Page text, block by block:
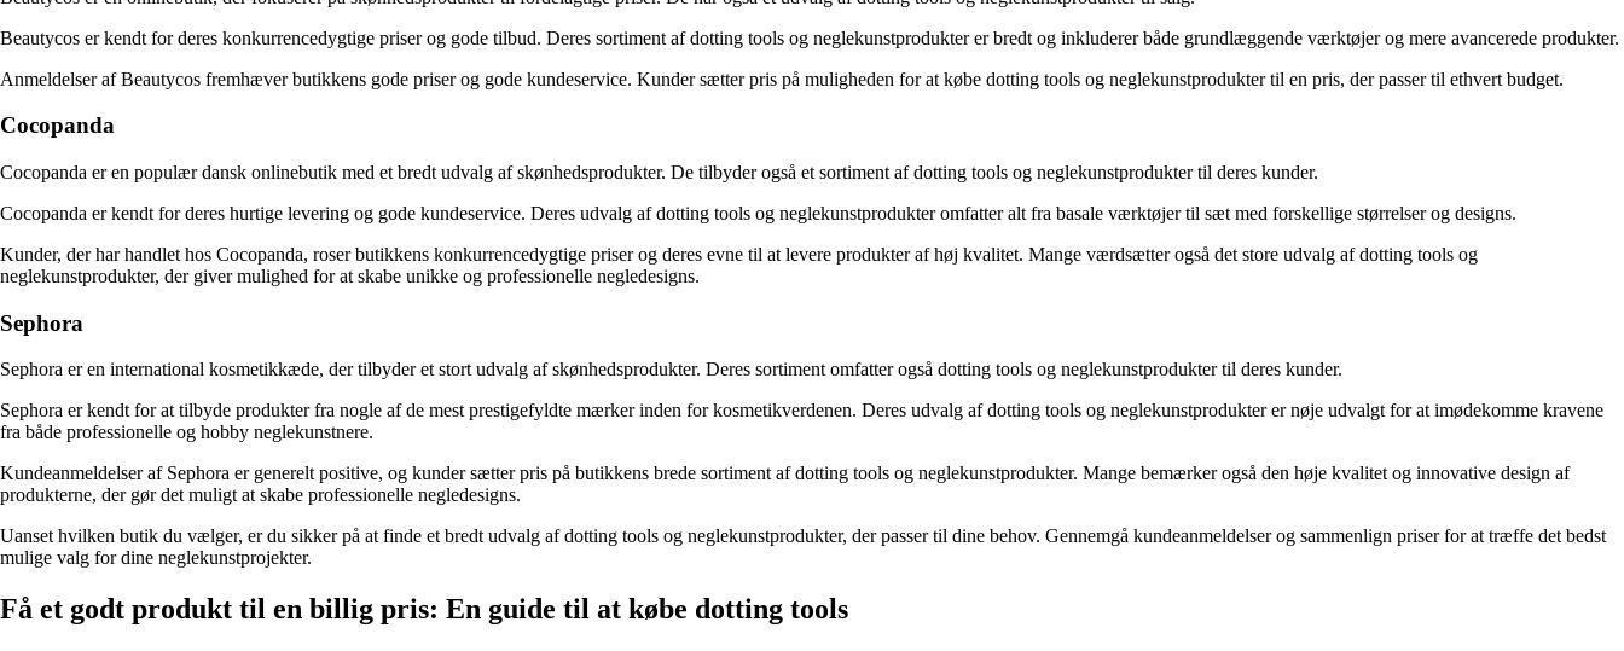
Beautycos er kendt for deres konkurrencedygtige priser og gode tilbud. Deres sortiment af dotting tools og neglekunstprodukter er bredt og inkluderer både grundlæggende værktøjer og mere avancerede produkter.
Anmeldelser af Beautycos fremhæver butikkens gode priser og gode kundeservice. Kunder sætter pris på muligheden for at købe dotting tools og neglekunstprodukter til en pris, der passer til ethvert budget.
Cocopanda
Cocopanda er en populær dansk onlinebutik med et bredt udvalg af skønhedsprodukter. De tilbyder også et sortiment af dotting tools og neglekunstprodukter til deres kunder.
Cocopanda er kendt for deres hurtige levering og gode kundeservice. Deres udvalg af dotting tools og neglekunstprodukter omfatter alt fra basale værktøjer til sæt med forskellige størrelser og designs.
Kunder, der har handlet hos Cocopanda, roser butikkens konkurrencedygtige priser og deres evne til at levere produkter af høj kvalitet. Mange værdsætter også det store udvalg af dotting tools og
neglekunstprodukter, der giver mulighed for at skabe unikke og professionelle negledesigns.
Sephora
Sephora er en international kosmetikkæde, der tilbyder et stort udvalg af skønhedsprodukter. Deres sortiment omfatter også dotting tools og neglekunstprodukter til deres kunder.
Sephora er kendt for at tilbyde produkter fra nogle af de mest prestigefyldte mærker inden for kosmetikverdenen. Deres udvalg af dotting tools og neglekunstprodukter er nøje udvalgt for at imødekomme kravene
fra både professionelle og hobby neglekunstnere.
Kundeanmeldelser af Sephora er generelt positive, og kunder sætter pris på butikkens brede sortiment af dotting tools og neglekunstprodukter. Mange bemærker også den høje kvalitet og innovative design af
produkterne, der gør det muligt at skabe professionelle negledesigns.
Uanset hvilken butik du vælger, er du sikker på at finde et bredt udvalg af dotting tools og neglekunstprodukter, der passer til dine behov. Gennemgå kundeanmeldelser og sammenlign priser for at træffe det bedst
mulige valg for dine neglekunstprojekter.
Få et godt produkt til en billig pris: En guide til at købe dotting tools